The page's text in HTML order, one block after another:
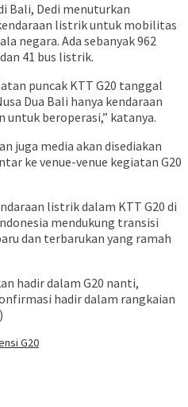
Bali, Dedi menuturkan
listrik untuk mobilitas
negara. Ada sebanyak 962
41 bus listrik.
puncak KTT G20 tanggal
Dua Bali hanya kendaraan
beroperasi,” katanya.
juga media akan disediakan
ke venue-venue kegiatan G20
listrik dalam KTT G20 di
mendukung transisi
dan terbarukan yang ramah
hadir dalam G20 nanti,
hadir dalam rangkaian
G20